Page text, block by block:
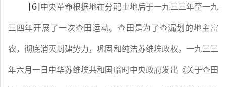
[6]中央革命根据地在分配土地后于一九三三年至一九
三四年开展了一次查田运动。查田是为了查漏划的地主富
农，彻底消灭封建势力，巩固和纯洁苏维埃政权。一九三三
年六月一日中华苏维埃共和国临时中央政府发出《关于查田